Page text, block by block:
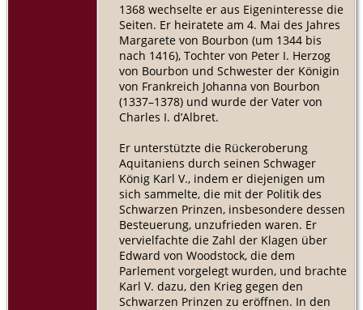
1368 wechselte er aus Eigeninteresse die
Seiten. Er heiratete am 4. Mai des Jahres
Margarete von Bourbon (um 1344 bis
nach 1416), Tochter von Peter I. Herzog
von Bourbon und Schwester der Königin
von Frankreich Johanna von Bourbon
(1337–1378) und wurde der Vater von
Charles I. d’Albret.
Er unterstützte die Rückeroberung
Aquitaniens durch seinen Schwager
König Karl V., indem er diejenigen um
sich sammelte, die mit der Politik des
Schwarzen Prinzen, insbesondere dessen
Besteuerung, unzufrieden waren. Er
vervielfachte die Zahl der Klagen über
Edward von Woodstock, die dem
Parlement vorgelegt wurden, und brachte
Karl V. dazu, den Krieg gegen den
Schwarzen Prinzen zu eröffnen. In den